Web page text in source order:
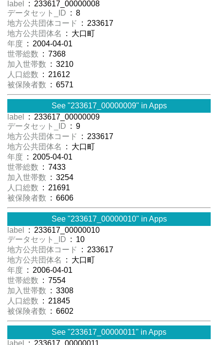
label
: 233617_00000008
データセット_ID : 8
地方公共団体コード
: 233617
地方公共団体名
: 大口町
年度 : 2004-04-01
世帯総数 : 7368
加入世帯数 : 3210
人口総数 : 21612
被保険者数 : 6571
See "233617_00000009" in Apps
label
: 233617_00000009
データセット_ID : 9
地方公共団体コード
: 233617
地方公共団体名
: 大口町
年度 : 2005-04-01
世帯総数 : 7433
加入世帯数 : 3254
人口総数 : 21691
被保険者数 : 6606
See "233617_00000010" in Apps
label
: 233617_00000010
データセット_ID : 10
地方公共団体コード
: 233617
地方公共団体名
: 大口町
年度 : 2006-04-01
世帯総数 : 7554
加入世帯数 : 3308
人口総数 : 21845
被保険者数 : 6602
See "233617_00000011" in Apps